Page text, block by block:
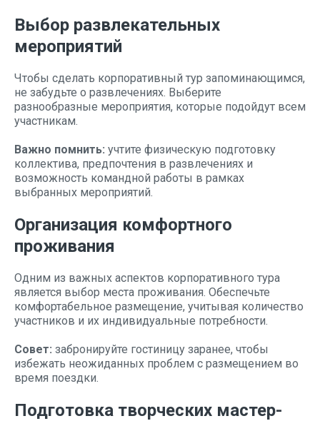
Выбор развлекательных
мероприятий
Чтобы сделать корпоративный тур запоминающимся,
не забудьте о развлечениях. Выберите
разнообразные мероприятия, которые подойдут всем
участникам.
Важно помнить: учтите физическую подготовку
коллектива, предпочтения в развлечениях и
возможность командной работы в рамках
выбранных мероприятий.
Организация комфортного
проживания
Одним из важных аспектов корпоративного тура
является выбор места проживания. Обеспечьте
комфортабельное размещение, учитывая количество
участников и их индивидуальные потребности.
Совет: забронируйте гостиницу заранее, чтобы
избежать неожиданных проблем с размещением во
время поездки.
Подготовка творческих мастер-